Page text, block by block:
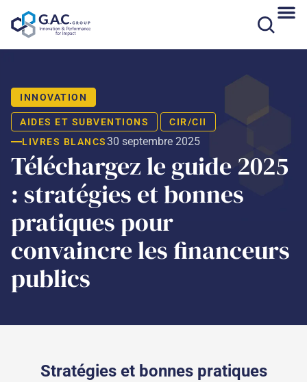
au
INNOVATION
AIDES ET SUBVENTIONS
CIR/CII
LIVRES BLANCS30 septembre 2025
Téléchargez le guide 2025
: stratégies et bonnes
pratiques pour
convaincre les financeurs
publics
Stratégies et bonnes pratiques